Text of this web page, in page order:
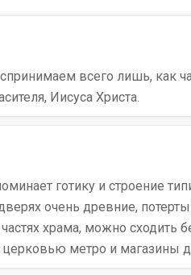
всего лишь, как
Иисуса Христа.
готику и строение
очень древние,
храма, можно сходить
церковью метро и магазины